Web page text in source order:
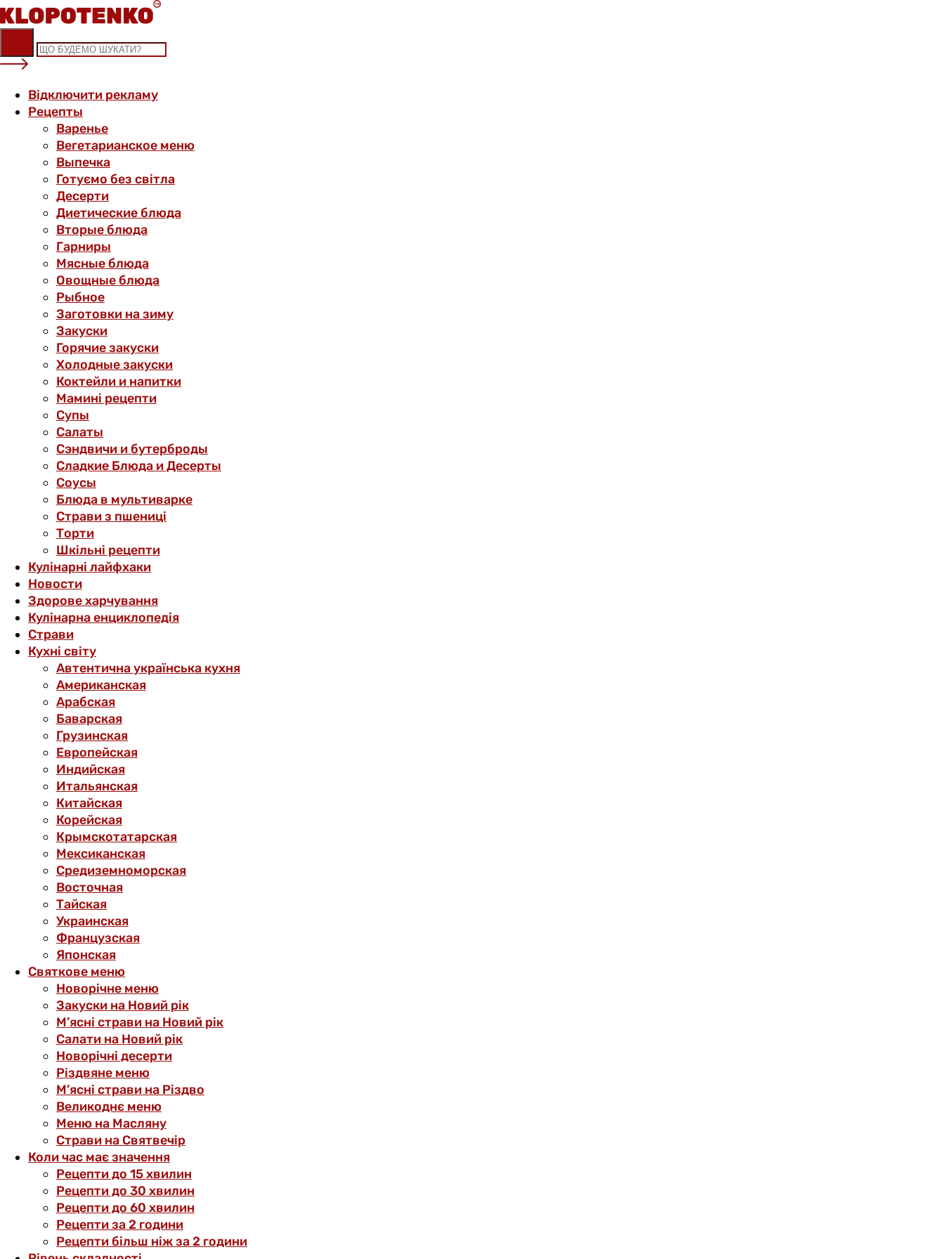
Skip
to
content
Відключити рекламу
Рецепты
Варенье
Вегетарианское меню
Выпечка
Готуємо без світла
Десерти
Диетические блюда
Вторые блюда
Гарниры
Мясные блюда
Овощные блюда
Рыбное
Заготовки на зиму
Закуски
Горячие закуски
Холодные закуски
Коктейли и напитки
Мамині рецепти
Супы
Салаты
Сэндвичи и бутерброды
Сладкие Блюда и Десерты
Соусы
Блюда в мультиварке
Страви з пшениці
Торти
Шкільні рецепти
Кулінарні лайфхаки
Новости
Здорове харчування
Кулінарна енциклопедія
Страви
Кухні світу
Автентична українська кухня
Американская
Арабская
Баварская
Грузинская
Европейская
Индийская
Итальянская
Китайская
Корейская
Крымскотатарская
Мексиканская
Средиземноморская
Восточная
Тайская
Украинская
Французская
Японская
Святкове меню
Новорічне меню
Закуски на Новий рік
М’ясні страви на Новий рік
Салати на Новий рік
Новорічні десерти
Різдвяне меню
М’ясні страви на Різдво
Великоднє меню
Меню на Масляну
Страви на Святвечір
Коли час має значення
Рецепти до 15 хвилин
Рецепти до 30 хвилин
Рецепти до 60 хвилин
Рецепти за 2 години
Рецепти більш ніж за 2 години